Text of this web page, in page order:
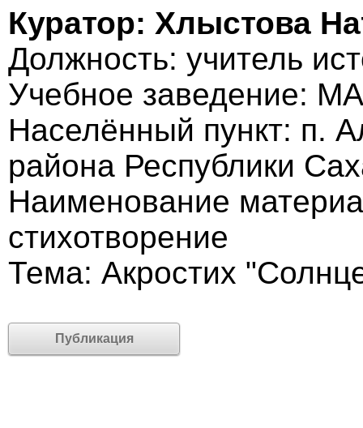
Куратор: Хлыстова
Должность: учитель
Учебное заведение:
Населённый пункт: п.
района Республики
Наименование
стихотворение
Тема: Акростих
Публикация